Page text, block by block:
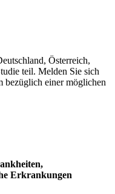
Österreich,
teil. Melden Sie sich
bezüglich einer möglichen
Erkrankungen